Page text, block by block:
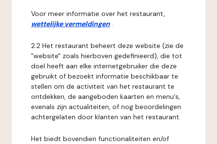
Voor meer informatie over het restaurant,
wettelijke vermeldingen .
2.2 Het restaurant beheert deze website (zie de
"website" zoals hierboven gedefinieerd), die tot
doel heeft aan elke internetgebruiker die deze
gebruikt of bezoekt informatie beschikbaar te
stellen om de activiteit van het restaurant te
ontdekken, de aangeboden kaarten en menu's,
evenals zijn actualiteiten, of nog beoordelingen
achtergelaten door klanten van het restaurant.
Het biedt bovendien functionaliteiten en/of